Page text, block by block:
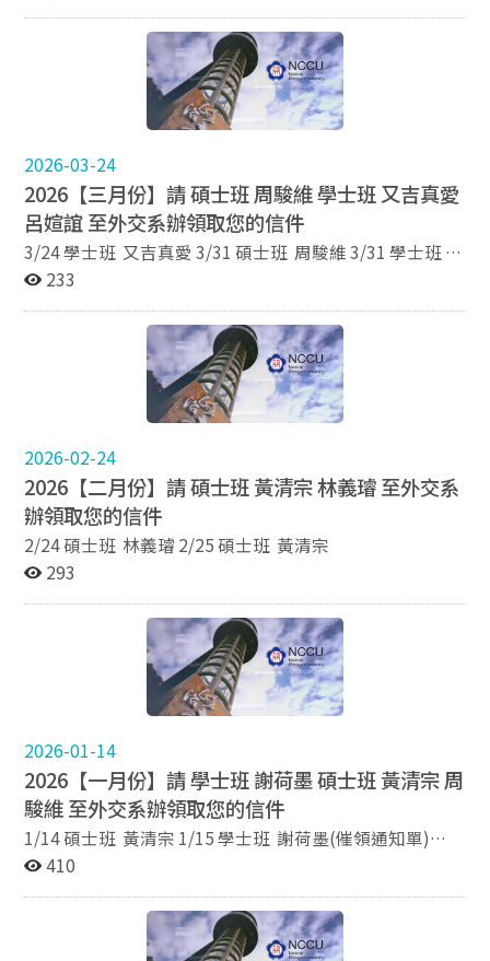
2026-03-24
2026【三月份】請 碩士班 周駿維 學士班 又吉真愛
呂媗誼 至外交系辦領取您的信件
3/24 學士班 又吉真愛 3/31 碩士班 周駿維 3/31 學士班
呂媗誼
233
2026-02-24
2026【二月份】請 碩士班 黃清宗 林義璿 至外交系
辦領取您的信件
2/24 碩士班 林義璿 2/25 碩士班 黃清宗
293
2026-01-14
2026【一月份】請 學士班 謝荷墨 碩士班 黃清宗 周
駿維 至外交系辦領取您的信件
1/14 碩士班 黃清宗 1/15 學士班 謝荷墨(催領通知單)
1/21 碩士班 黃清宗 1/30 碩士班 黃清宗 2/03 碩士班 周
410